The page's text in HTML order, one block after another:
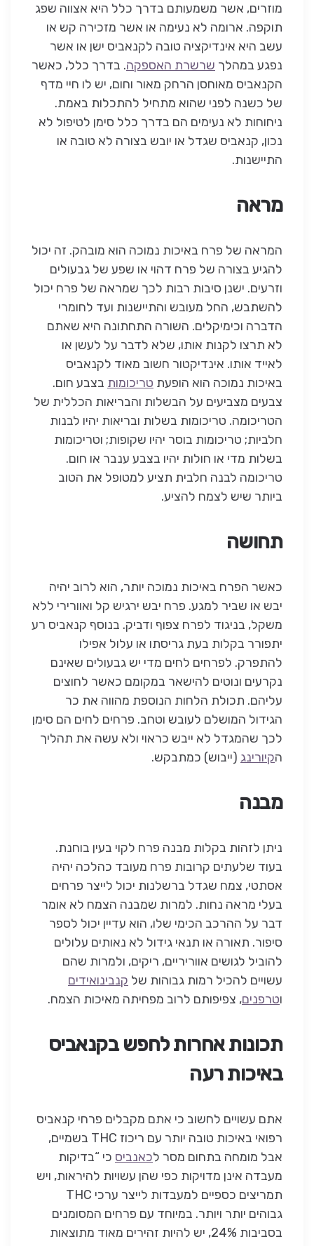
מוזרים, אשר משמעותם בדרך כלל היא אצווה שפג
תוקפה. ארומה לא נעימה או אשר מזכירה קש או
עשב היא אינדיקציה טובה לקנאביס ישן או אשר
נפגע במהלך שרשרת האספקה. בדרך כלל, כאשר
הקנאביס מאוחסן הרחק מאור וחום, יש לו חיי מדף
של כשנה לפני שהוא מתחיל להתכלות באמת.
ניחוחות לא נעימים הם בדרך כלל סימן לטיפול לא
נכון, קנאביס שגדל או יובש בצורה לא טובה או
התיישנות.
מראה
המראה של פרח באיכות נמוכה הוא מובהק. זה יכול
להגיע בצורה של פרח דהוי או שפע של גבעולים
וזרעים. ישנן סיבות רבות לכך שמראה של פרח יכול
להשתבש, החל מעובש והתיישנות ועד לחומרי
הדברה וכימיקלים. השורה התחתונה היא שאתם
לא תרצו לקנות אותו, שלא לדבר על לעשן או
לאייד אותו. אינדיקטור חשוב מאוד לקנאביס
באיכות נמוכה הוא הופעת טריכומות בצבע חום.
צבעים מצביעים על הבשלות והבריאות הכללית של
הטריכומה. טריכומות בשלות ובריאות יהיו לבנות
חלביות; טריכומות בוסר יהיו שקופות; וטריכומות
בשלות מדי או חולות יהיו בצבע ענבר או חום.
טריכומה לבנה חלבית תציע למטופל את הטוב
ביותר שיש לצמח להציע.
תחושה
כאשר הפרח באיכות נמוכה יותר, הוא לרוב יהיה
יבש או שביר למגע. פרח יבש ירגיש קל ואוורירי ללא
משקל, בניגוד לפרח צפוף ודביק. בנוסף קנאביס רע
יתפורר בקלות בעת גריסתו או עלול אפילו
להתפרק. לפרחים לחים מדי יש גבעולים שאינם
נקרעים ונוטים להישאר במקומם כאשר לחוצים
עליהם. תכולת הלחות הנוספת מהווה את כר
הגידול המושלם לעובש וטחב. פרחים לחים הם סימן
לכך שהמגדל לא ייבש כראוי ולא עשה את תהליך
הקיורינג (ייבוש) כמתבקש.
מבנה
ניתן לזהות בקלות מבנה פרח לקוי בעין בוחנת.
בעוד שלעתים קרובות פרח מעובד כהלכה יהיה
אסתטי, צמח שגדל ברשלנות יכול לייצר פרחים
בעלי מראה נחות. למרות שמבנה הצמח לא אומר
דבר על ההרכב הכימי שלו, הוא עדיין יכול לספר
סיפור. תאורה או תנאי גידול לא נאותים עלולים
להוביל לגושים אווריריים, ריקים, ולמרות שהם
עשויים להכיל רמות גבוהות של קנבינואידים
וטרפנים, צפיפותם לרוב מפחיתה מאיכות הצמח.
תכונות אחרות לחפש בקנאביס
באיכות רעה
אתם עשויים לחשוב כי אתם מקבלים פרחי קנאביס
רפואי באיכות טובה יותר עם ריכוז THC בשמיים,
אבל מומחה בתחום מסר לכאנביס כי “בדיקות
מעבדה אינן מדויקות כפי שהן עשויות להיראות, ויש
תמריצים כספיים למעבדות לייצר ערכי THC
גבוהים יותר ויותר. במיוחד עם פרחים המסומנים
בסביבות 24%, יש להיות זהירים מאוד מתוצאות